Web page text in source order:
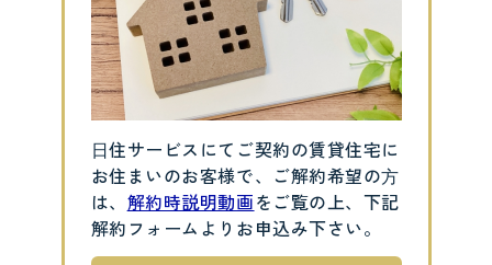
⽇住サービスにてご契約の賃貸住宅に
お住まいのお客様で、ご解約希望の⽅
は、 解約時説明動画をご覧の上、下記
解約フォームよりお申込み下さい。